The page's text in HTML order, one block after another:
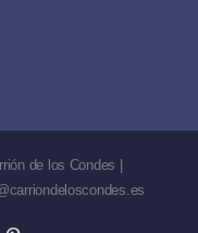
de los Condes |